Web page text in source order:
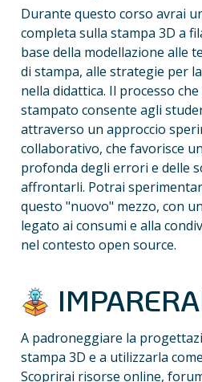
Durante questo corso avrai
completa sulla stampa 3D a
base della modellazione alle
di stampa, alle strategie per
nella didattica. Il processo
stampato consente agli
attraverso un approccio
collaborativo, che favorisce
profonda degli errori e delle
affrontarli. Potrai
questo "nuovo" mezzo, con
legato ai consumi e alla
nel contesto open source.
A padroneggiare la
stampa 3D e a utilizzarla
Scoprirai risorse online,